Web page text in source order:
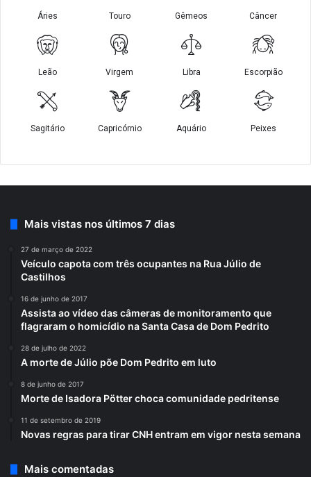
Mais vistas nos últimos 7 dias
27 de março de 2022
Veículo capota com três ocupantes na Rua Júlio de
Castilhos
16 de junho de 2017
Assista ao vídeo das câmeras de monitoramento que
flagraram o homicídio na Santa Casa de Dom Pedrito
28 de julho de 2022
A morte de Júlio põe Dom Pedrito em luto
8 de junho de 2017
Morte de Isadora Pötter choca comunidade pedritense
11 de setembro de 2019
Novas regras para tirar CNH entram em vigor nesta semana
Mais comentadas